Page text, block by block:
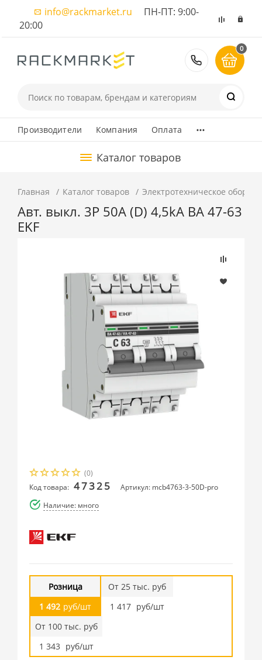
info@rackmarket.ru ПН-ПТ: 9:00-
20:00
8 (495)
0
Производители Компания Оплата ...
Каталог товаров
Главная Каталог товаров Электротехническое
Авт. выкл. 3P 50А (D) 4,5kA ВА 47-63
EKF
(0)
Код товара: 47325
Артикул: mcb4763-3-50D-pro
Наличие: много
Розница
1 492 руб/шт
От 25 тыс. руб
1 417 руб/шт
От 100 тыс. руб
1 343 руб/шт